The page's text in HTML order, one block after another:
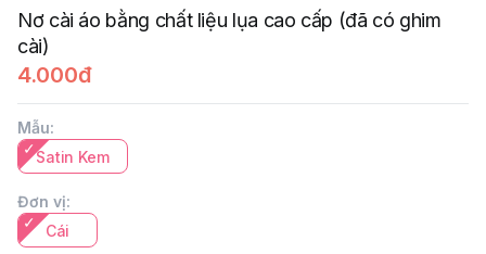
Nơ cài áo bằng chất liệu lụa cao cấp (đã có ghim
cài)
4.000đ
Mẫu:
Satin Kem
Đơn vị:
Cái